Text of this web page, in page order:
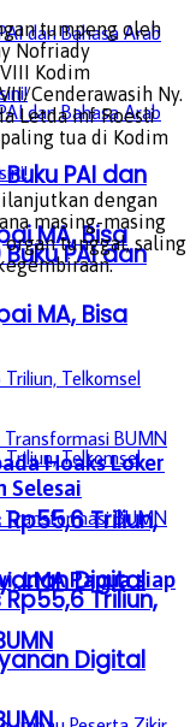
PAI dan
MA, Bisa
Triliun,
Digital
PAI dan
MA, Bisa
Triliun,
Digital
tumpeng oleh
Nofriady
Kodim
Cenderawasih Ny.
Letda Inf Roesli
tua di Kodim
dengan
masing-masing
tunggal, saling
Hoaks Loker
Selesai
LMA Papua siap